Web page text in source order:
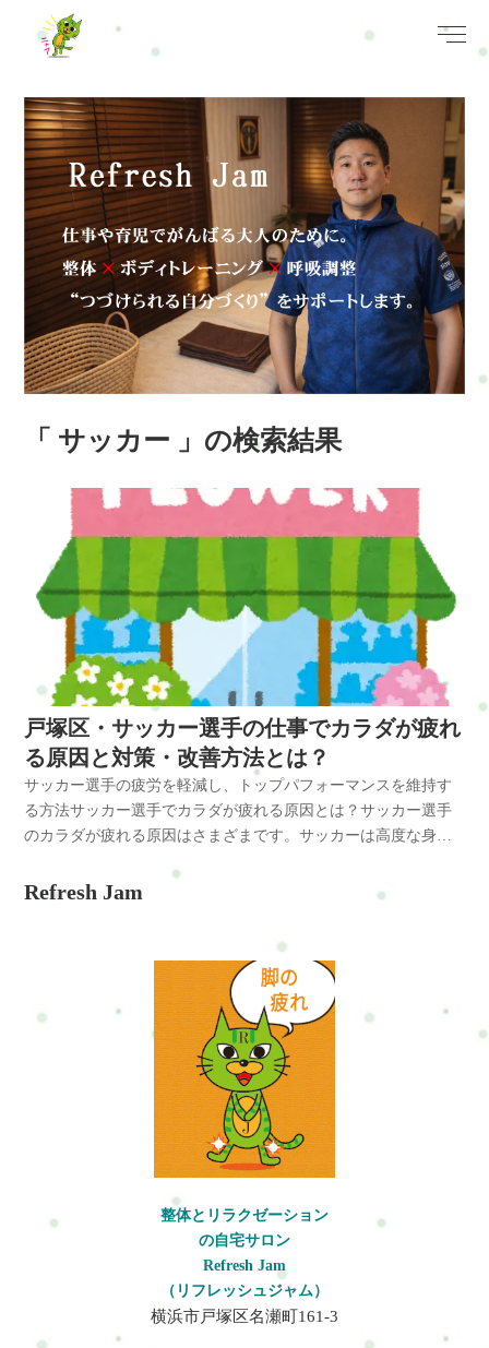
「 サッカー 」の検索結果
戸塚区・サッカー選手の仕事でカラダが疲れ
る原因と対策・改善方法とは？
サッカー選手の疲労を軽減し、トップパフォーマンスを維持す
る方法サッカー選手でカラダが疲れる原因とは？サッカー選手
のカラダが疲れる原因はさまざまです。サッカーは高度な身体
されるため、疲労が蓄積しやすいです。以下は、サッカー選手
む競技です。試合やトレーニング中の持続的な身体的負担が疲
労の主な原因です。2. 心肺負荷: サッカーは持久力を必要とし、
試合中に継続的なランニングとスプリントが発生します。心臓
と肺への負担が高まり、選手の疲労を引き起こします。3. 筋肉
疲労: サッカーでは多くの筋肉が連続的に使用されます。特に下
半身の筋群（大腿筋、ハムストリング、腓腹筋など）は頻繁に
負荷を受け、筋肉の疲労が蓄積します。4. 熱ストレス: サッカー
は夏季に行われることが多く、高温や湿度の条件下でプレーす
ることがあります。これにより、選手は熱中症や脱水に注意を
合のプレッシャーやストレス、競技中の集中力の維持など、心
理的な要因も選手の疲労に影響を与えることがあります。6. け
がや身体への衝撃: サッカーは接触競技であり、けがや身体への
衝撃が疲労を引き起こす可能性があります。特に怪我を負った
選手は回復に時間がかかり、疲労が蓄積します。7. トレーニン
グの不均衡: 選手が特定の筋群を過度に酷使し、他の筋群を適切
Refresh Jam
整体とリラクゼーション
の自宅サロン
Refresh Jam
（リフレッシュジャム）
横浜市戸塚区名瀬町161-3